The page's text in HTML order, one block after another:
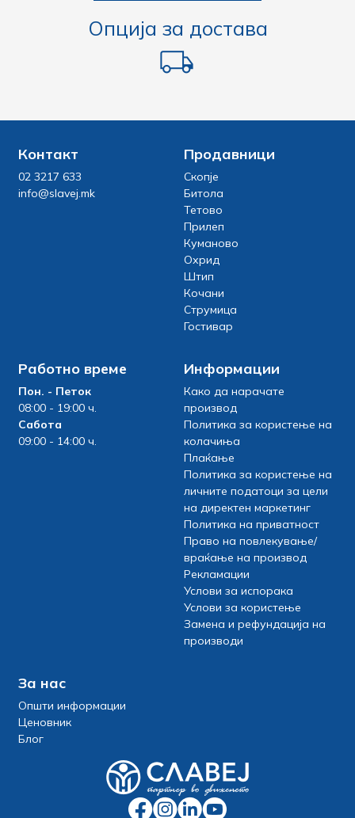
Опција за достава
Контакт
02 3217 633
info@slavej.mk
Продавници
Скопје
Битола
Тетово
Прилеп
Куманово
Охрид
Штип
Кочани
Струмица
Гостивар
Работно време
Пон. - Петок
08:00 - 19:00 ч.
Сабота
09:00 - 14:00 ч.
Информации
Како да нарачате
производ
Политика за користење на
колачиња
Плаќање
Политика за користење на
личните податоци за цели
на директен маркетинг
Политика на приватност
Право на повлекување/
враќање на производ
Рекламации
Услови за испорака
Услови за користење
Замена и рефундација на
производи
За нас
Општи информации
Ценовник
Блог